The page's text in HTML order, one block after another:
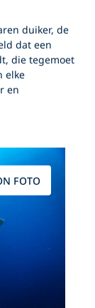
duiker, de
dat een
die tegemoet
elke
en
FOTO